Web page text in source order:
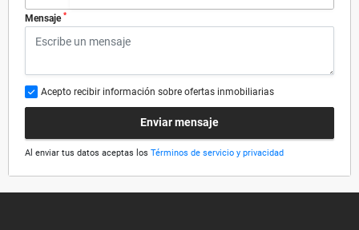
Mensaje *
Acepto recibir información sobre ofertas inmobiliarias
Enviar mensaje
Al enviar tus datos aceptas los Términos de servicio y privacidad